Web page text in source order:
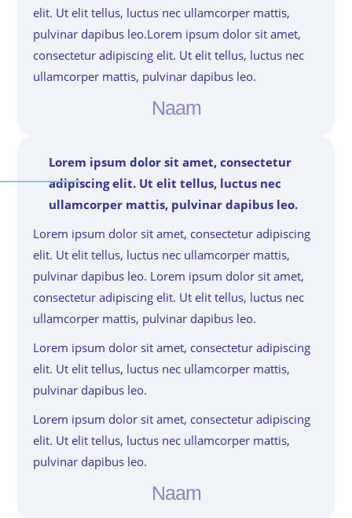
elit. Ut elit tellus, luctus nec ullamcorper mattis,
pulvinar dapibus leo.Lorem ipsum dolor sit amet,
consectetur adipiscing elit. Ut elit tellus, luctus nec
ullamcorper mattis, pulvinar dapibus leo.
Naam
Lorem ipsum dolor sit amet, consectetur
adipiscing elit. Ut elit tellus, luctus nec
ullamcorper mattis, pulvinar dapibus leo.
Lorem ipsum dolor sit amet, consectetur adipiscing
elit. Ut elit tellus, luctus nec ullamcorper mattis,
pulvinar dapibus leo. Lorem ipsum dolor sit amet,
consectetur adipiscing elit. Ut elit tellus, luctus nec
ullamcorper mattis, pulvinar dapibus leo.
Lorem ipsum dolor sit amet, consectetur adipiscing
elit. Ut elit tellus, luctus nec ullamcorper mattis,
pulvinar dapibus leo.
Lorem ipsum dolor sit amet, consectetur adipiscing
elit. Ut elit tellus, luctus nec ullamcorper mattis,
pulvinar dapibus leo.
Naam